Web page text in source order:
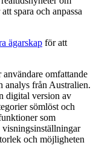
spara och anpassa
ägarskap för att
omfattande
analys från Australien.
digital version av
sömlöst och
som
visningsinställningar
och möjligheten